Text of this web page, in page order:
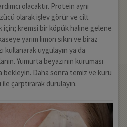
olacaktır. Protein aynı
olarak işlev görür ve cilt
için; kremsi bir köpük haline gelene
yarım limon sıkın ve biraz
kullanarak uygulayın ya da
Yumurta beyazının kuruması
bekleyin. Daha sonra temiz ve kuru
çarptırarak durulayın.